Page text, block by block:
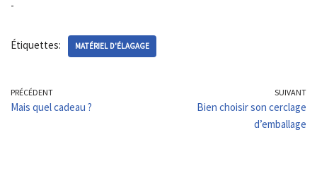
-
Étiquettes: MATÉRIEL D'ÉLAGAGE
PRÉCÉDENT
Mais quel cadeau ?
SUIVANT
Bien choisir son cerclage
d’emballage